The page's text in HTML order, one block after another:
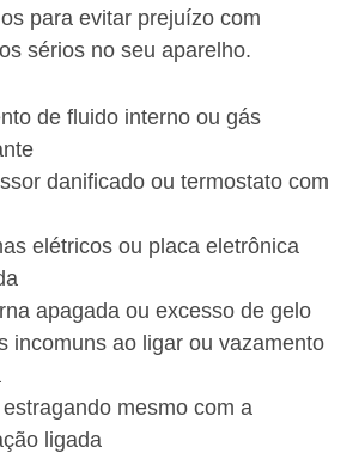
para evitar prejuízo com
sérios no seu aparelho.
de fluido interno ou gás
danificado ou termostato com
elétricos ou placa eletrônica
apagada ou excesso de gelo
incomuns ao ligar ou vazamento
mesmo com a
ligada